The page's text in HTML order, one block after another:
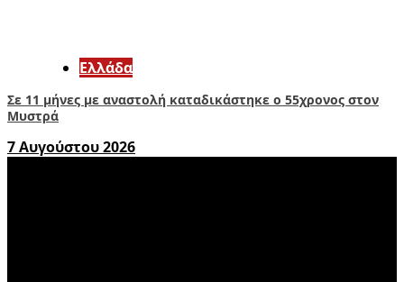
Ελλάδα
Σε 11 μήνες με αναστολή καταδικάστηκε ο 55χρονος στον
Μυστρά
7 Αυγούστου 2026